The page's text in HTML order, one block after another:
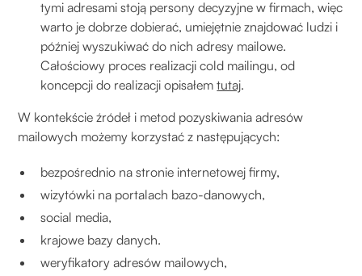
tymi adresami stoją persony decyzyjne w firmach, więc
warto je dobrze dobierać, umiejętnie znajdować ludzi i
później wyszukiwać do nich adresy mailowe.
Całościowy proces realizacji cold mailingu, od
koncepcji do realizacji opisałemtutaj.
W kontekście źródeł i metod pozyskiwania adresów
mailowych możemy korzystać z następujących:
bezpośrednio na stronie internetowej firmy,
wizytówki na portalach bazo-danowych,
social media,
krajowe bazy danych.
weryfikatory adresów mailowych,